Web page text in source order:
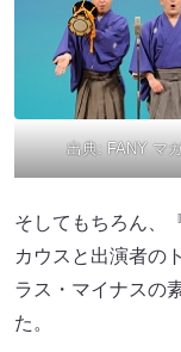
出典: FANY マ
そしてもちろん、
カウスと出演者の
ラス・マイナスの
た。